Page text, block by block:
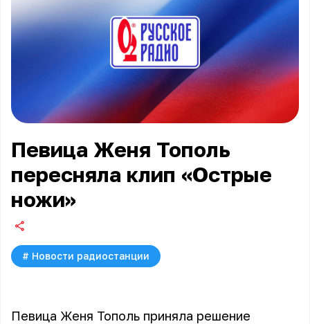
Певица Женя Тополь
пересняла клип «Острые
ножи»
# Новости радиостанции
Певица Женя Тополь приняла решение